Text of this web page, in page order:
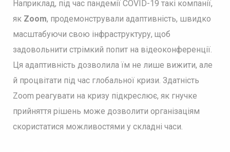
Наприклад, під час пандемії COVID-19 такі компанії,
як Zoom, продемонстрували адаптивність, швидко
масштабуючи свою інфраструктуру, щоб
задовольнити стрімкий попит на відеоконференції.
Ця адаптивність дозволила їм не лише вижити, але
й процвітати під час глобальної кризи. Здатність
Zoom реагувати на кризу підкреслює, як гнучке
прийняття рішень може дозволити організаціям
скористатися можливостями у складні часи.